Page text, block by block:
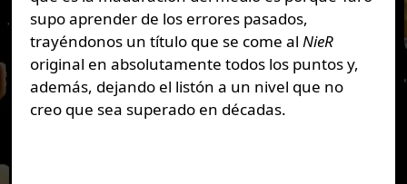
supo aprender de los errores pasados,
trayéndonos un título que se come al NieR
original en absolutamente todos los puntos y,
además, dejando el listón a un nivel que no
creo que sea superado en décadas.